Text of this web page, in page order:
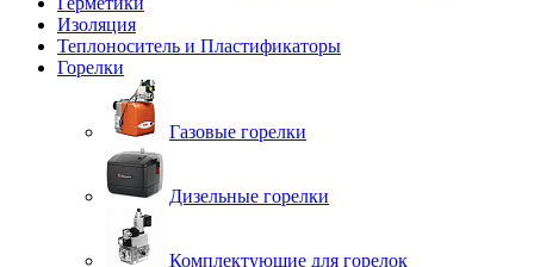
Изоляция
Теплоноситель и Пластификаторы
Горелки
Газовые горелки
Дизельные горелки
Комплектующие для горелок